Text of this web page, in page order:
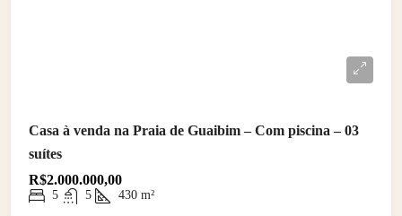
Casa à venda na Praia de Guaibim – Com piscina – 03
suítes
R$2.000.000,00
5 5 430 m²